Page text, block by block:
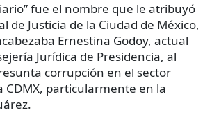
fue el nombre que le atribuyó
de Justicia de la Ciudad de México,
Ernestina Godoy, actual
Jurídica de Presidencia, al
corrupción en el sector
CDMX, particularmente en la